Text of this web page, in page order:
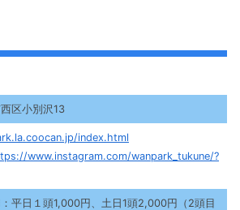
区小別沢13
index.html
www.instagram.com/wanpark_tukune/?
平日１頭1,000円、土日1頭2,000円（2頭目